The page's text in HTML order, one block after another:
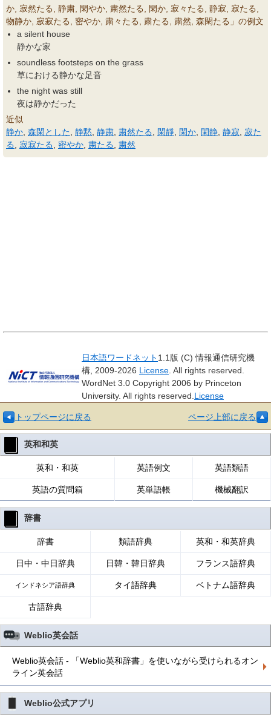
か, 寂然たる, 静粛, 閑やか, 粛然たる, 閑か, 寂々たる, 静寂, 寂たる,
物静か, 寂寂たる, 密やか, 粛々たる, 粛たる, 粛然, 森閑たる」の例文
a silent house
静かな家
soundless footsteps on the grass
草における静かな足音
the night was still
夜は静かだった
近似
静か 森閑とした 静黙 静粛 粛然たる 閑靜 閑か 閑静 静寂
寂た
る
寂寂たる 密やか 粛たる 粛然
日本語ワードネット 1.1版 (C) 情報通信研究機
構, 2009-2026 License . All rights reserved.
WordNet 3.0 Copyright 2006 by Princeton
University. All rights reserved. License
トップページに戻る ページ上部に戻る
英和和英
英和・和英 英語例文 英語類語
英語の質問箱 英単語帳 機械翻訳
辞書
辞書 類語辞典 英和・和英辞典
日中・中日辞典 日韓・韓日辞典 フランス語辞典
インドネシア語辞典 タイ語辞典 ベトナム語辞典
古語辞典
Weblio英会話
Weblio英会話 - 「Weblio英和辞書」を使いながら受けられるオン
ライン英会話
Weblio公式アプリ